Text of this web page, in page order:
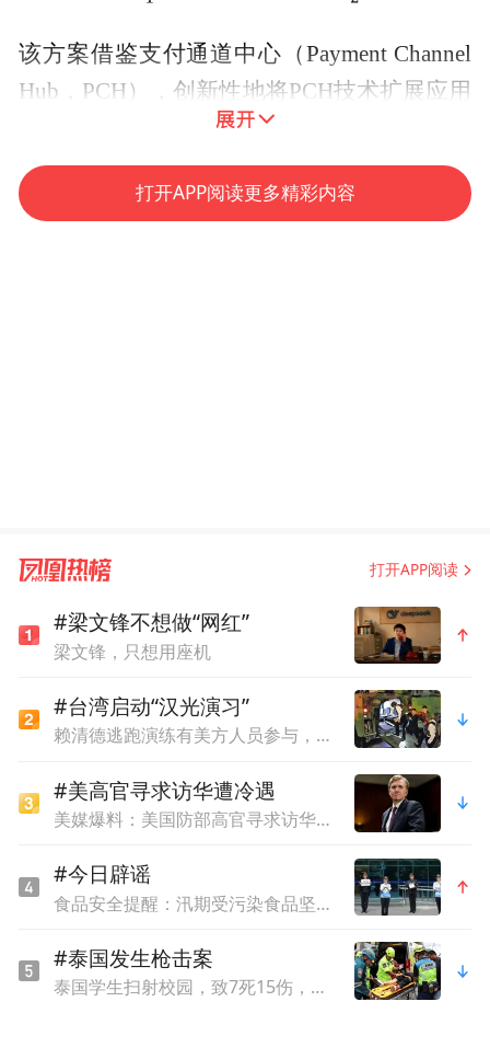
该方案借鉴支付通道中心（Payment Channel
Hub，PCH），创新性地将PCH技术扩展应用
于跨链资产转移场景，重点解决了两个挑
战：
一是确保跨链交易与链内交易的不可区分
数方案代替时间锁技术，防止观察者由链上
与方秘密分享导出资产地址的公钥，指导参
根据资产地址和交易额度破解跨链交易的隐
私。二是实现资产发送者的去抵押。现有大
多数跨链转移方案要求资产发送者在服务提
供方抵押一些资产，以获取资产接收者所需
的令牌，但这给发送者参与跨链转移带来不
便。本方案通过复用发送者锁定的资产，使
牌，避免发送者抵押额外资产。
打开APP阅读更多精彩内容
打开APP阅读
#梁文锋不想做“网红”
梁文锋，只想用座机
#台湾启动“汉光演习”
赖清德逃跑演练有美方人员参与，台媒体人：终于正式演练逃亡计划了
#美高官寻求访华遭冷遇
美媒爆料：美国防部高官寻求访华，却遭中方冷遇
#今日辟谣
食品安全提醒：汛期受污染食品坚决不能食用
#泰国发生枪击案
泰国学生扫射校园，致7死15伤，犯案前先射杀祖父母